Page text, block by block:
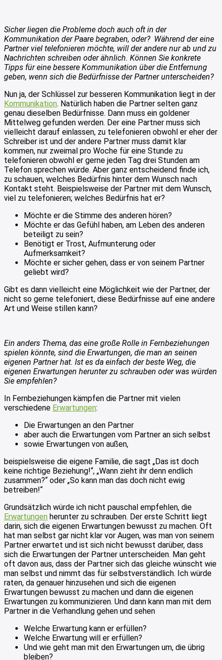
Sicher liegen die Probleme doch auch oft in der
Kommunikation der Paare begraben, oder? Während der eine
Partner viel telefonieren möchte, will der andere nur ab und zu
Nachrichten schreiben oder ähnlich. Können Sie konkrete
Tipps für eine bessere Kommunikation über die Entfernung
geben, wenn sich die Bedürfnisse der Partner unterscheiden?
Nun ja, der Schlüssel zur besseren Kommunikation liegt in der
Kommunikation. Natürlich haben die Partner selten ganz
genau dieselben Bedürfnisse. Dann muss ein goldener
Mittelweg gefunden werden. Der eine Partner muss sich
vielleicht darauf einlassen, zu telefonieren obwohl er eher der
Schreiber ist und der andere Partner muss damit klar
kommen, nur zweimal pro Woche für eine Stunde zu
telefonieren obwohl er gerne jeden Tag drei Stunden am
Telefon sprechen würde. Aber ganz entscheidend finde ich,
zu schauen, welches Bedürfnis hinter dem Wunsch nach
Kontakt steht. Beispielsweise der Partner mit dem Wunsch,
viel zu telefonieren; welches Bedürfnis hat er?
Möchte er die Stimme des anderen hören?
Möchte er das Gefühl haben, am Leben des anderen
beteiligt zu sein?
Benötigt er Trost, Aufmunterung oder
Aufmerksamkeit?
Möchte er sicher gehen, dass er von seinem Partner
geliebt wird?
Gibt es dann vielleicht eine Möglichkeit wie der Partner, der
nicht so gerne telefoniert, diese Bedürfnisse auf eine andere
Art und Weise stillen kann?
Ein anders Thema, das eine große Rolle in Fernbeziehungen
spielen könnte, sind die Erwartungen, die man an seinen
eigenen Partner hat. Ist es da einfach der beste Weg, die
eigenen Erwartungen herunter zu schrauben oder was würden
Sie empfehlen?
In Fernbeziehungen kämpfen die Partner mit vielen
verschiedene Erwartungen:
Die Erwartungen an den Partner
aber auch die Erwartungen vom Partner an sich selbst
sowie Erwartungen von außen,
beispielsweise die eigene Familie, die sagt „Das ist doch
keine richtige Beziehung!“, „Wann zieht ihr denn endlich
zusammen?“ oder „So kann man das doch nicht ewig
betreiben!“
Grundsätzlich würde ich nicht pauschal empfehlen, die
Erwartungen herunter zu schrauben. Der erste Schritt liegt
darin, sich die eigenen Erwartungen bewusst zu machen. Oft
hat man selbst gar nicht klar vor Augen, was man von seinem
Partner erwartet und ist sich nicht bewusst darüber, dass
sich die Erwartungen der Partner unterscheiden. Man geht
oft davon aus, dass der Partner sich das gleiche wünscht wie
man selbst und nimmt das für selbstverständlich. Ich würde
raten, da genauer hinzusehen und sich die eigenen
Erwartungen bewusst zu machen und dann die eigenen
Erwartungen zu kommunizieren. Und dann kann man mit dem
Partner in die Verhandlung gehen und sehen
Welche Erwartung kann er erfüllen?
Welche Erwartung will er erfüllen?
Und wie geht man mit den Erwartungen um, die übrig
bleiben?